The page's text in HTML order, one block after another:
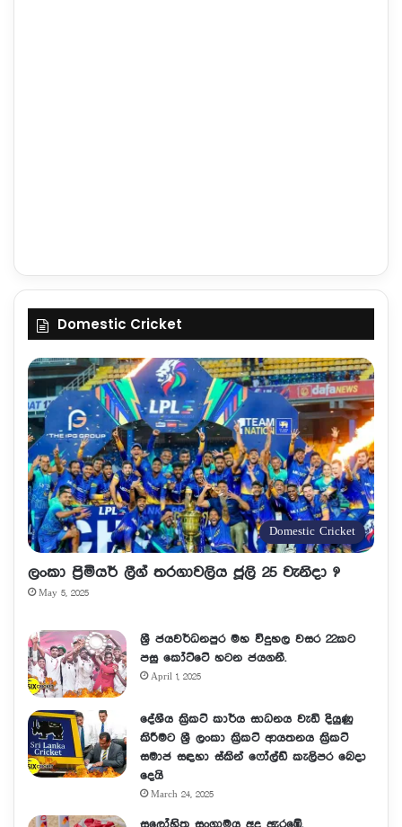
Domestic Cricket
Domestic Cricket
ලංකා ප්‍රිමියර් ලීග් තරගාවලිය ජූලි 25 වැනිදා ?
May 5, 2025
ශ්‍රී ජයවර්ධනපුර මහ විදුහල වසර 22කට
පසු කෝට්ටේ හටන ජයගනී.
April 1, 2025
දේශීය ක්‍රිකට් කාර්ය සාධනය වැඩි දියුණු
කිරීමට ශ්‍රී ලංකා ක්‍රිකට් ආයතනය ක්‍රිකට්
සමාජ සඳහා ස්කින් ෆෝල්ඩ් කැලිපර බෙදා
දෙයි
March 24, 2025